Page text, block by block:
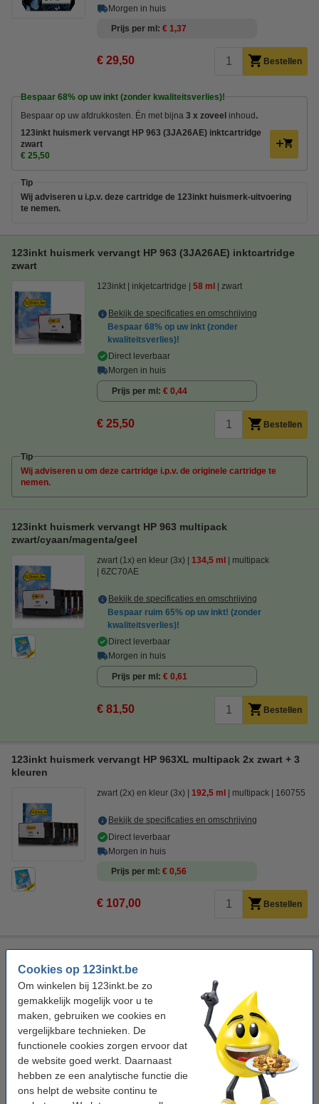
Cookies op 123inkt.be
Om winkelen bij 123inkt.be zo
gemakkelijk mogelijk voor u te
maken, gebruiken we cookies en
vergelijkbare technieken. De
functionele cookies zorgen ervoor dat
de website goed werkt. Daarnaast
hebben ze een analytische functie die
ons helpt de website continu te
Morgen in huis
Prijs per ml € 1,37
€ 29,50 Bestellen
Bespaar 68% op uw inkt (zonder kwaliteitsverlies)!
Bespaar op uw afdrukkosten. Én met bijna 3 x zoveel inhoud.
123inkt huismerk vervangt HP 963 (3JA26AE) inktcartridge
zwart
€ 25,50
Tip
Wij adviseren u i.p.v. deze cartridge de 123inkt huismerk-uitvoering
te nemen.
123inkt huismerk vervangt HP 963 (3JA26AE) inktcartridge
zwart
123inkt inkjetcartridge 58 ml zwart
Bekijk de specificaties en omschrijving
Bespaar 68% op uw inkt (zonder
kwaliteitsverlies)!
Direct leverbaar
Morgen in huis
Prijs per ml € 0,44
€ 25,50 Bestellen
Tip
Wij adviseren u om deze cartridge i.p.v. de originele cartridge te
nemen.
123inkt huismerk vervangt HP 963 multipack
zwart/cyaan/magenta/geel
zwart (1x) en kleur (3x) 134,5 ml
multipack
6ZC70AE
Bekijk de specificaties en omschrijving
Bespaar ruim 65% op uw inkt! (zonder
kwaliteitsverlies)!
Direct leverbaar
Morgen in huis
Prijs per ml € 0,61
€ 81,50 Bestellen
123inkt huismerk vervangt HP 963XL multipack 2x zwart + 3
kleuren
zwart (2x) en kleur (3x) 192,5 ml multipack 160755
Bekijk de specificaties en omschrijving
Direct leverbaar
Morgen in huis
Prijs per ml € 0,56
€ 107,00 Bestellen
HP 963XL (3JA30AE) inktcartridge zwart hoge capaciteit
(origineel)
HP inkjetcartridge zwart
Bekijk de specificaties en omschrijving
Direct leverbaar
Morgen in huis
Prijs per ml € 1,05
€ 44,50 Bestellen